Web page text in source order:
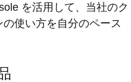
を活用して、当社のク
使い方を自分のペース